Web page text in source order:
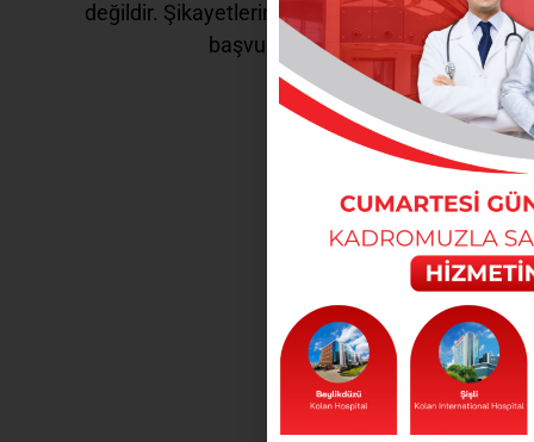
değildir. Şikayetleriniz için doktorunuza
başvurunuz.